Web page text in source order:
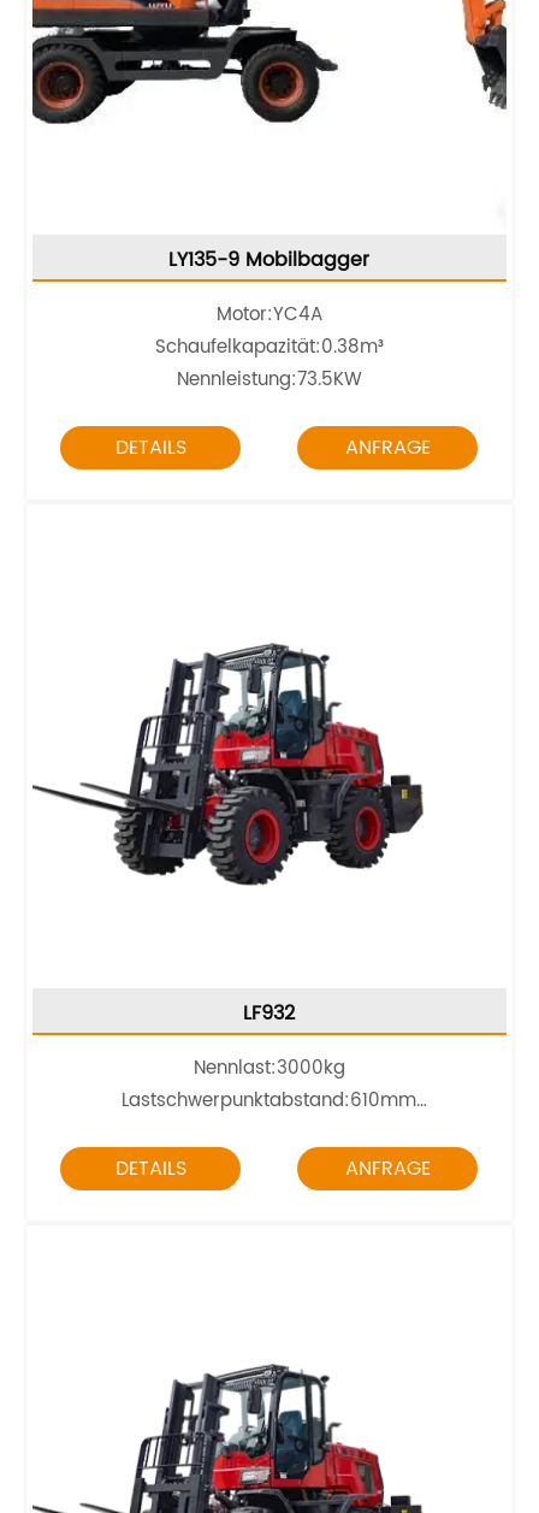
LY135-9 Mobilbagger
Motor:YC4A
Schaufelkapazität:0.38m³
Nennleistung:73.5KW
DETAILS ANFRAGE
LF932
Nennlast:3000kg
Lastschwerpunktabstand:610mm
DETAILS ANFRAGE